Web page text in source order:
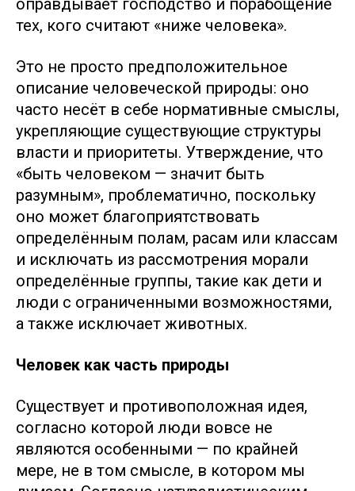
оправдывает господство и порабощение
тех, кого считают «ниже человека».
Это не просто предположительное
описание человеческой природы: оно
часто несёт в себе нормативные смыслы,
укрепляющие существующие структуры
власти и приоритеты. Утверждение, что
«быть человеком — значит быть
разумным», проблематично, поскольку
оно может благоприятствовать
определённым полам, расам или классам
и исключать из рассмотрения морали
определённые группы, такие как дети и
люди с ограниченными возможностями,
а также исключает животных.
Человек как часть природы
Существует и противоположная идея,
согласно которой люди вовсе не
являются особенными — по крайней
мере, не в том смысле, в котором мы